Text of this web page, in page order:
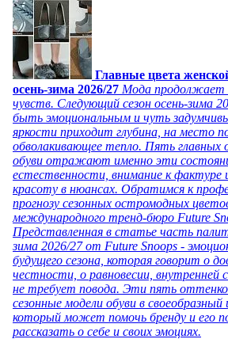
Главные цвета
осень-зима 2026/27 Мода продолжает
чувств. Следующий сезон осень-зима
быть эмоциональным и чуть
яркости приходит глубина, на место
обволакивающее тепло. Пять главных
обуви отражают именно эти
естественности, внимание к фактуре
красоту в нюансах. Обратимся к
прогнозу сезонных остромодных
международного тренд-бюро Future
Представленная в статье часть
зима 2026/27 от Future Snoops -
будущего сезона, которая говорит о
честности, о равновесии, внутренней
не требует повода. Эти пять
сезонные модели обуви в своеобразный
который может помочь бренду и его
рассказать о себе и своих эмоциях.